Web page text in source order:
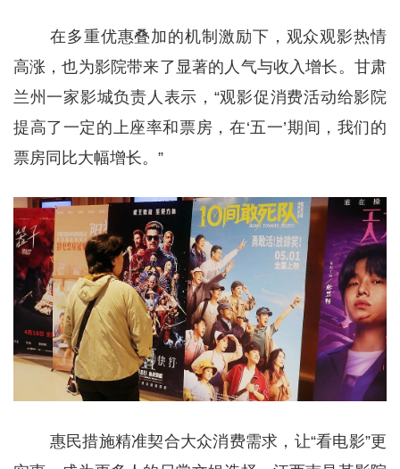
在多重优惠叠加的机制激励下，观众观影热情
高涨，也为影院带来了显著的人气与收入增长。甘肃
兰州一家影城负责人表示，“观影促消费活动给影院
提高了一定的上座率和票房，在‘五一’期间，我们的
票房同比大幅增长。”
惠民措施精准契合大众消费需求，让“看电影”更